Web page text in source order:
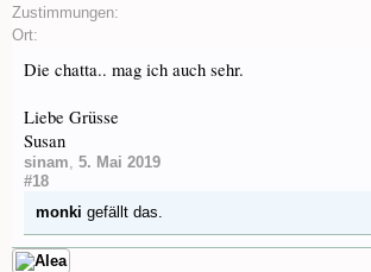
Zustimmungen:
Ort:
Die chatta.. mag ich auch sehr.
Liebe Grüsse
Susan
sinam, 5. Mai 2019
#18
monki gefällt das.